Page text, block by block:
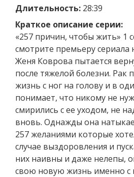
Длительность: 28:39
Краткое описание серии:
«257 причин, чтобы жить» 1
смотрите премьеру сериала
Женя Коврова пытается
после тяжелой болезни. Рак
жизнь с ног на голову и в
понимает, что никому не
смирились с ее уходом, не
вновь. Однажды она
257 желаниями которые
случае выздоровления и
них наивны и даже нелепы,
свою новую жизнь именно с